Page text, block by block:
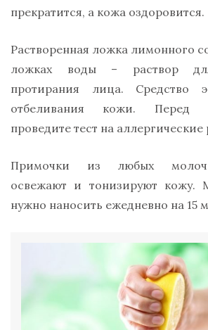
прекратится, а кожа оздоровится.
Растворенная ложка лимонного
ложках воды – раствор
протирания лица. Средство
отбеливания кожи. Перед
проведите тест на
Примочки из любых
освежают и тонизируют кожу.
нужно наносить ежедневно на 15